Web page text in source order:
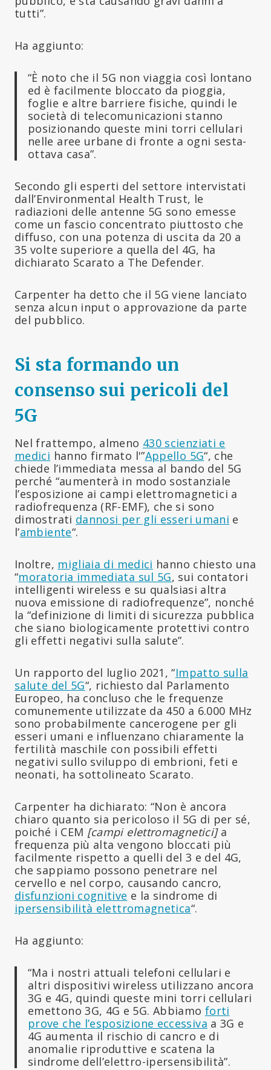
tutti”.
Ha aggiunto:
“È noto che il 5G non viaggia così lontano
ed è facilmente bloccato da pioggia,
foglie e altre barriere fisiche, quindi le
società di telecomunicazioni stanno
posizionando queste mini torri cellulari
nelle aree urbane di fronte a ogni sesta-
ottava casa”.
Secondo gli esperti del settore intervistati
dall’Environmental Health Trust, le
radiazioni delle antenne 5G sono emesse
come un fascio concentrato piuttosto che
diffuso, con una potenza di uscita da 20 a
35 volte superiore a quella del 4G, ha
dichiarato Scarato a The Defender.
Carpenter ha detto che il 5G viene lanciato
senza alcun input o approvazione da parte
del pubblico.
Si sta formando un
consenso sui pericoli del
5G
Nel frattempo, almeno 430 scienziati e
medici hanno firmato l'”Appello 5G“, che
chiede l’immediata messa al bando del 5G
perché “aumenterà in modo sostanziale
l’esposizione ai campi elettromagnetici a
radiofrequenza (RF-EMF), che si sono
dimostrati dannosi per gli esseri umani e
l’ambiente“.
Inoltre, migliaia di medici hanno chiesto una
“moratoria immediata sul 5G, sui contatori
intelligenti wireless e su qualsiasi altra
nuova emissione di radiofrequenze”, nonché
la “definizione di limiti di sicurezza pubblica
che siano biologicamente protettivi contro
gli effetti negativi sulla salute”.
Un rapporto del luglio 2021, “Impatto sulla
salute del 5G“, richiesto dal Parlamento
Europeo, ha concluso che le frequenze
comunemente utilizzate da 450 a 6.000 MHz
sono probabilmente cancerogene per gli
esseri umani e influenzano chiaramente la
fertilità maschile con possibili effetti
negativi sullo sviluppo di embrioni, feti e
neonati, ha sottolineato Scarato.
Carpenter ha dichiarato: “Non è ancora
chiaro quanto sia pericoloso il 5G di per sé,
poiché i CEM [campi elettromagnetici]a
frequenza più alta vengono bloccati più
facilmente rispetto a quelli del 3 e del 4G,
che sappiamo possono penetrare nel
cervello e nel corpo, causando cancro,
disfunzioni cognitive e la sindrome di
ipersensibilità elettromagnetica“.
Ha aggiunto:
“Ma i nostri attuali telefoni cellulari e
altri dispositivi wireless utilizzano ancora
3G e 4G, quindi queste mini torri cellulari
emettono 3G, 4G e 5G. Abbiamo forti
prove che l’esposizione eccessiva a 3G e
4G aumenta il rischio di cancro e di
anomalie riproduttive e scatena la
sindrome dell’elettro-ipersensibilità”.